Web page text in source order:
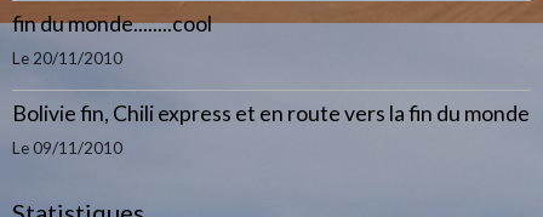
fin du monde........cool
Le 20/11/2010
Bolivie fin, Chili express et en route vers la fin du monde
Le 09/11/2010